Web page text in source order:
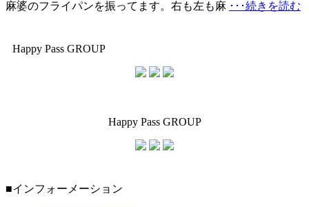
麻婆のフライパンを振ってます。右も左も麻 ･･･続きを読む
Happy Pass GROUP
Happy Pass GROUP
■インフォーメーション